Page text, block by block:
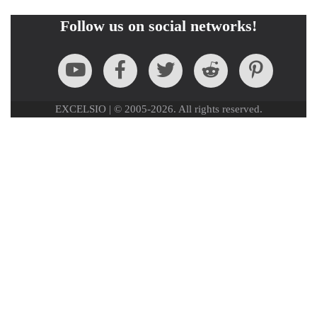
Follow us on social networks!
EXCELSIO | © 2005-2026. All rights reserved.